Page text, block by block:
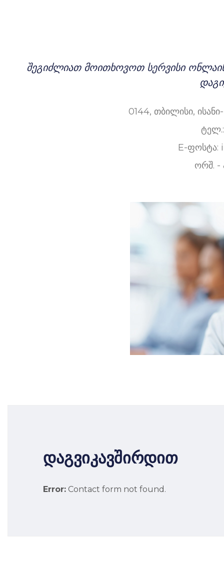
შეგიძლიათ მოითხოვოთ სერვისი
0144, თბილისი,
E-ფოსტა:
ორშ. -
დაგვიკავშირდით
Error: Contact form not found.